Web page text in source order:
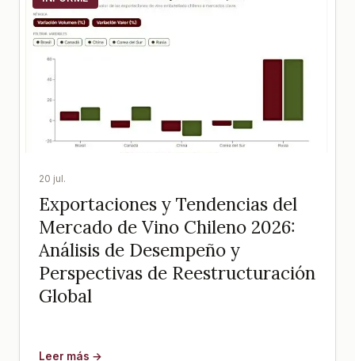
20 jul.
Exportaciones y Tendencias del
Mercado de Vino Chileno 2026:
Análisis de Desempeño y
Perspectivas de Reestructuración
Global
Leer más →